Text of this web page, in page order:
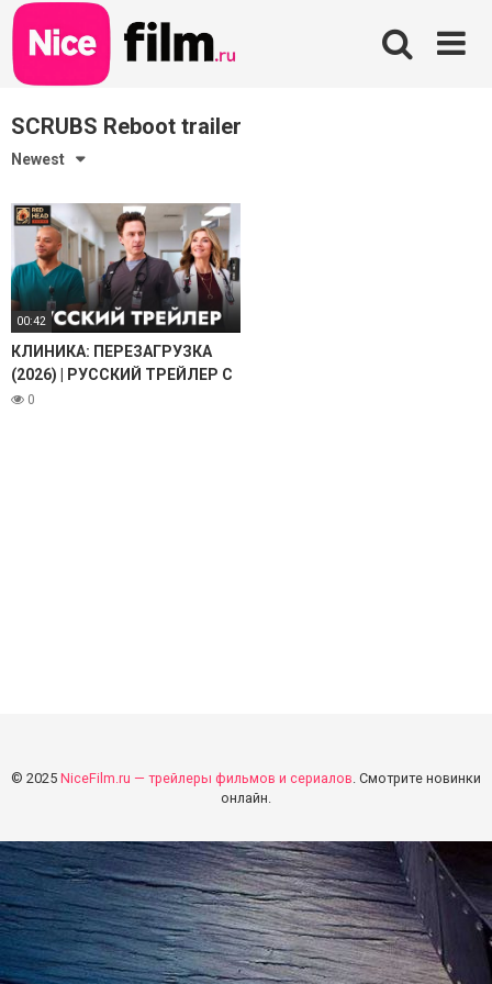
Skip
to
content
SCRUBS Reboot trailer
Newest
00:42
КЛИНИКА: ПЕРЕЗАГРУЗКА
(2026) | РУССКИЙ ТРЕЙЛЕР С
ТЕМИ САМЫМИ ГОЛОСАМИ
0
© 2025 NiceFilm.ru — трейлеры фильмов и сериалов. Смотрите новинки
онлайн.